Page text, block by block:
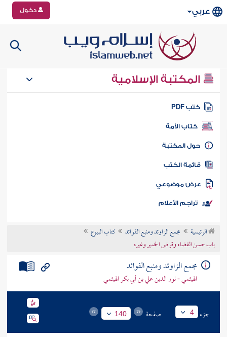
عربي دخول
المكتبة الإسلامية
كتب PDF
كتاب الأمة
المكتبة
الكتب
موضوعي
تراجم الأعلام
الرئيسية مجمع الزاوئد ومنبع الفوائد
كتاب البيوع
باب حسن القضاء وقرض الخمير وغيره
مجمع الزاوئد ومنبع الفوائد
الهيثمي - نور الدين علي بن أبي بكر الهيثمي
جزء 4 صفحة 140